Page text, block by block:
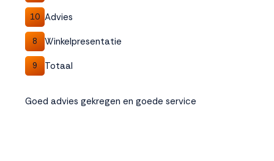
10 Advies
8 Winkelpresentatie
9 Totaal
Goed advies gekregen en goede service